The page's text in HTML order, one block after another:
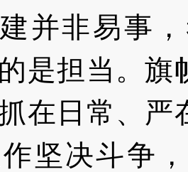
并非易事
是担当。
在日常、严
坚决斗争